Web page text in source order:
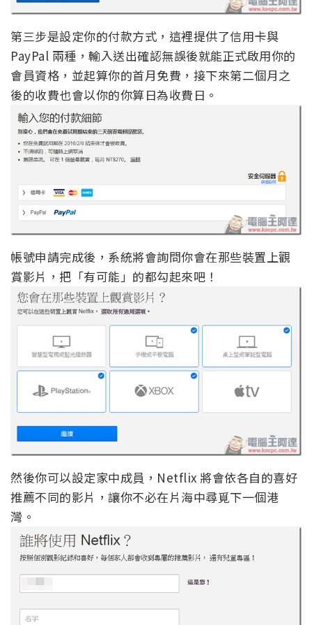
第三步是設定你的付款方式，這裡提供了信用卡與
PayPal 兩種，輸入送出確認無誤後就能正式啟用你的
會員資格，並起算你的首月免費，接下來第二個月之
後的收費也會以你的你算日為收費日。
帳號申請完成後，系統將會詢問你會在那些裝置上觀
賞影片，把「有可能」的都勾起來吧！
然後你可以設定家中成員，Netflix 將會依各自的喜好
推薦不同的影片，讓你不必在片海中尋覓下一個港
灣。